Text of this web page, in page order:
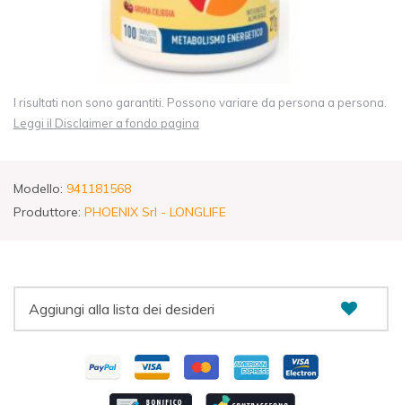
I risultati non sono garantiti. Possono variare da persona a persona.
Leggi il Disclaimer a fondo pagina
Modello: 941181568
Produttore: PHOENIX Srl - LONGLIFE
Aggiungi alla lista dei desideri